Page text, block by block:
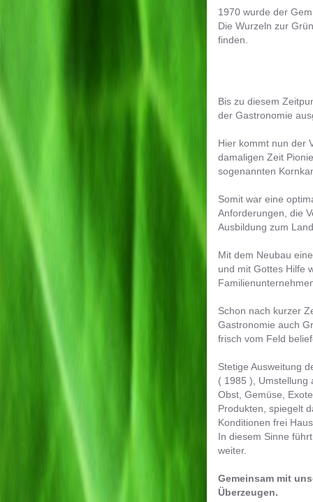
1970 wurde der
Die Wurzeln zur
finden.
Bis zu diesem
der Gastronomie
Hier kommt nun der
damaligen Zeit
sogenannten
Somit war eine
Anforderungen, die
Ausbildung zum
Mit dem Neubau
und mit Gottes Hilfe
Schon nach kurzer
Gastronomie auch
frisch vom Feld
Stetige Ausweitung
( 1985 ), Umstellung
Obst, Gemüse,
Produkten, spiegelt
Konditionen frei
In diesem Sinne
weiter.
Gemeinsam mit
Überzeugen.